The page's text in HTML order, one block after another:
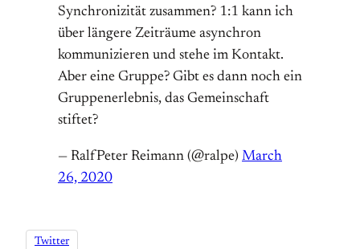
Synchronizität zusammen? 1:1 kann ich
über längere Zeiträume asynchron
kommunizieren und stehe im Kontakt.
Aber eine Gruppe? Gibt es dann noch ein
Gruppenerlebnis, das Gemeinschaft
stiftet?
— RalfPeter Reimann (@ralpe) March
26, 2020
Twitter